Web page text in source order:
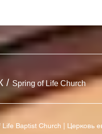
/ Spring of Life Church
Baptist Church | Церковь